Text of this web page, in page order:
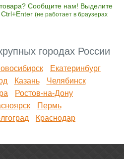
Сообщите нам! Выделите
(не работает в браузерах
городах России
Екатеринбург
Казань
Челябинск
Ростов-на-Дону
Пермь
Краснодар